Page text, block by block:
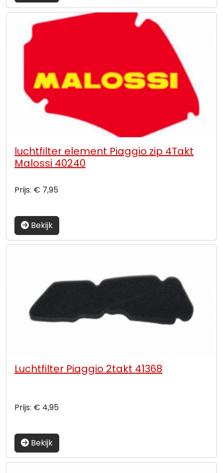
luchtfilter element Piaggio zip 4Takt
Malossi 40240
Prijs: € 7,95
Bekijk
Luchtfilter Piaggio 2takt 41368
Prijs: € 4,95
Bekijk